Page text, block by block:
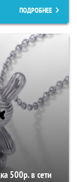
ПОДРОБНЕЕ
500р. в сети